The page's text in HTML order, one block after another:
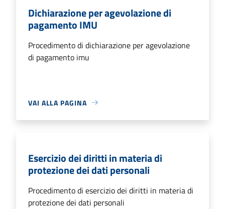
Dichiarazione per agevolazione di
pagamento IMU
Procedimento di dichiarazione per agevolazione
di pagamento imu
VAI ALLA PAGINA
Esercizio dei diritti in materia di
protezione dei dati personali
Procedimento di esercizio dei diritti in materia di
protezione dei dati personali